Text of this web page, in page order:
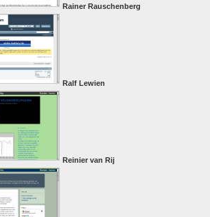
Rainer Rauschenberg
Ralf Lewien
Reinier van Rij